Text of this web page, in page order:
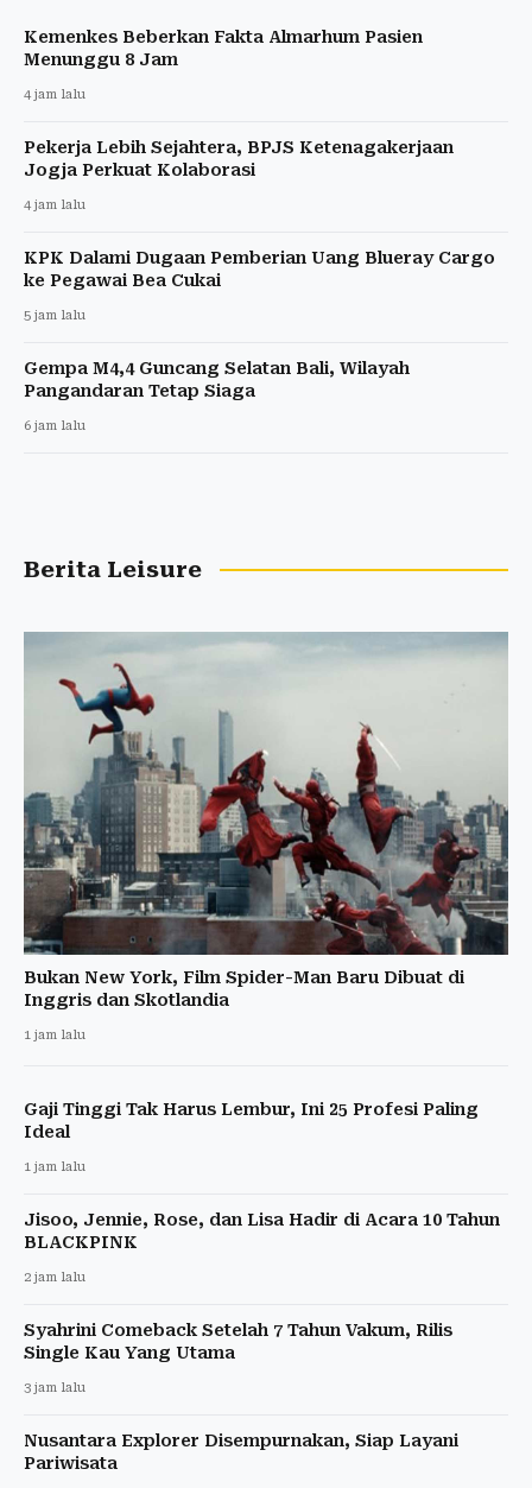
Kemenkes Beberkan Fakta Almarhum Pasien
Menunggu 8 Jam
4 jam lalu
Pekerja Lebih Sejahtera, BPJS Ketenagakerjaan
Jogja Perkuat Kolaborasi
4 jam lalu
KPK Dalami Dugaan Pemberian Uang Blueray Cargo
ke Pegawai Bea Cukai
5 jam lalu
Gempa M4,4 Guncang Selatan Bali, Wilayah
Pangandaran Tetap Siaga
6 jam lalu
Berita Leisure
Bukan New York, Film Spider-Man Baru Dibuat di
Inggris dan Skotlandia
1 jam lalu
Gaji Tinggi Tak Harus Lembur, Ini 25 Profesi Paling
Ideal
1 jam lalu
Jisoo, Jennie, Rose, dan Lisa Hadir di Acara 10 Tahun
BLACKPINK
2 jam lalu
Syahrini Comeback Setelah 7 Tahun Vakum, Rilis
Single Kau Yang Utama
3 jam lalu
Nusantara Explorer Disempurnakan, Siap Layani
Pariwisata